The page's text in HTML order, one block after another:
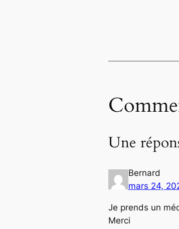
Une
Bernard
mars 24,
Je prends un
Merci